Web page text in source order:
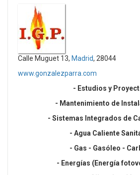
Calle Muguet 13, Madrid, 28044
www.gonzalezparra.com
- Estudios y
- Mantenimiento de
- Sistemas Integrados de
- Agua Caliente
- Gas - Gasóleo -
- Energías (Energía